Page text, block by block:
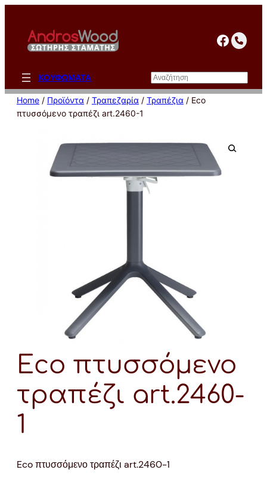
περιεχόμενο
ΚΟΥΦΩΜΑΤΑ Αναζήτηση
Home / Προϊόντα / Τραπεζαρία / Τραπέζια / Eco
πτυσσόμενο τραπέζι art.2460-1
Eco πτυσσόμενο
τραπέζι art.2460-
1
Eco πτυσσόμενο τραπέζι art.2460-1